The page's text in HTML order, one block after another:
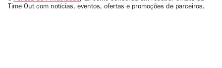
Time Out com notícias, eventos, ofertas e promoções de parceiros.